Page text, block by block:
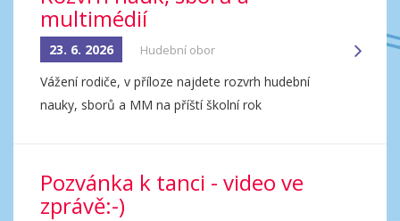
multimédií
23. 6. 2026 Hudební obor
Vážení rodiče, v příloze najdete rozvrh hudební
nauky, sborů a MM na příští školní rok
Pozvánka k tanci - video ve
zprávě:-)